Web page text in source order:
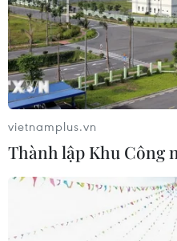
vietnamplus.vn
Thành lập Khu Công